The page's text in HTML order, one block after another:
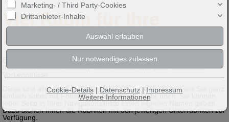
Viel Raum für Ihre
hierein und füllen Sie Ihre neue Website mit
Ihren individuellen Inhalten. Ganz einfach und ohne technische
Diese und alle anderen Seiten Ihrer neuen Website können Sie ganz
einfach selbst mit Fotos und Texten füllen. Mehr noch: Sie können
jeder Seite in Ihrer Navigationsleiste einen eigenen Namen geben.
Dazu stehen Ihnen die Rubriken mit den jeweiligen Unterrubriken zur
Verfügung.
Marketing- / Third Party-Cookies
Drittanbieter-Inhalte
Cookie-Details | Datenschutz | Impressum
Weitere Informationen